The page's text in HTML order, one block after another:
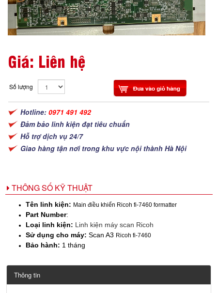
Giá: Liên hệ
Số lượng
Hotline: 0971 491 492
Đảm bảo linh kiện đạt tiêu chuẩn
Hỗ trợ dịch vụ 24/7
Giao hàng tận nơi trong khu vực nội thành Hà Nội
THÔNG SỐ KỸ THUẬT
Tên linh kiện: Main điều khiển Ricoh fi-7460 formatter
Part Number:
Loại linh kiện: Linh kiện máy scan Ricoh
Sử dụng cho máy: Scan A3 Ricoh fi-7460
Bảo hành: 1 tháng
Thông tin